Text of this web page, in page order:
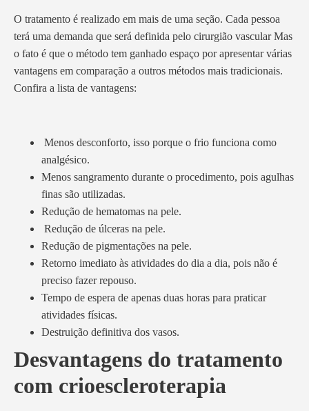
O tratamento é realizado em mais de uma seção. Cada pessoa
terá uma demanda que será definida pelo cirurgião vascular Mas
o fato é que o método tem ganhado espaço por apresentar várias
vantagens em comparação a outros métodos mais tradicionais.
Confira a lista de vantagens:
Menos desconforto, isso porque o frio funciona como
analgésico.
Menos sangramento durante o procedimento, pois agulhas
finas são utilizadas.
Redução de hematomas na pele.
Redução de úlceras na pele.
Redução de pigmentações na pele.
Retorno imediato às atividades do dia a dia, pois não é
preciso fazer repouso.
Tempo de espera de apenas duas horas para praticar
atividades físicas.
Destruição definitiva dos vasos.
Desvantagens do tratamento
com crioescleroterapia